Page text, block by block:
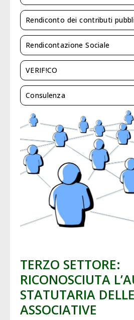
TERZO SETTORE:
RICONOSCIUTA
STATUTARIA
ASSOCIATIVE
Rendiconto dei contributi
Rendicontazione Sociale
VERIF!CO
Consulenza